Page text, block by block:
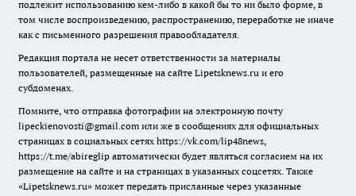
подлежит использованию кем-либо в какой бы то ни было форме, в
том числе воспроизведению, распространению, переработке не иначе
как с письменного разрешения правообладателя.
Редакция портала не несет ответственности за материалы
пользователей, размещенные на сайте Lipetsknews.ru и его
субдоменах.
Помните, что отправка фотографии на электронную почту
lipeckienovosti@gmail.com или же в сообщениях для официальных
страницах в социальных сетях https://vk.com/lip48news,
https://t.me/abireglip автоматически будет являться согласием на их
размещение на сайте и на страницах в указанных соцсетях. Также
«Lipetsknews.ru» может передать присланные через указанные